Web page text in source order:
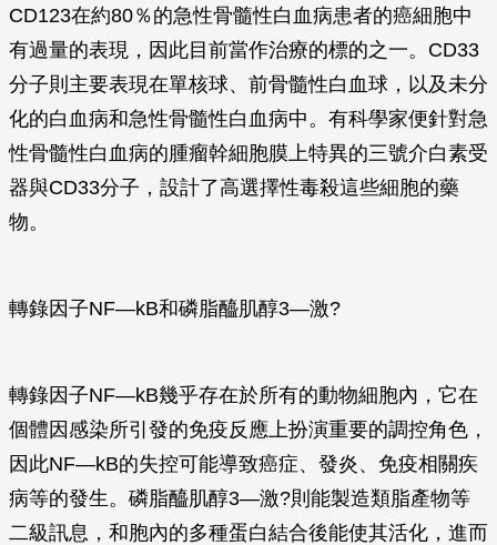
CD123在約80％的急性骨髓性白血病患者的癌細胞中
有過量的表現，因此目前當作治療的標的之一。CD33
分子則主要表現在單核球、前骨髓性白血球，以及未分
化的白血病和急性骨髓性白血病中。有科學家便針對急
性骨髓性白血病的腫瘤幹細胞膜上特異的三號介白素受
器與CD33分子，設計了高選擇性毒殺這些細胞的藥
物。
轉錄因子NF—kB和磷脂醯肌醇3—激?
轉錄因子NF—kB幾乎存在於所有的動物細胞內，它在
個體因感染所引發的免疫反應上扮演重要的調控角色，
因此NF—kB的失控可能導致癌症、發炎、免疫相關疾
病等的發生。磷脂醯肌醇3—激?則能製造類脂產物等
二級訊息，和胞內的多種蛋白結合後能使其活化，進而